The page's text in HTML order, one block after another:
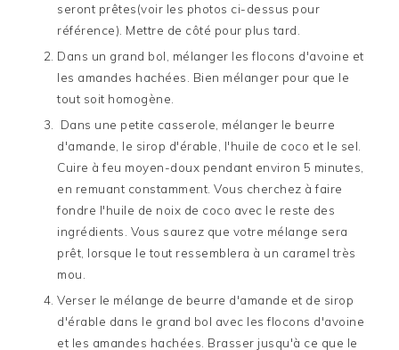
seront prêtes(voir les photos ci-dessus pour
référence). Mettre de côté pour plus tard.
Dans un grand bol, mélanger les flocons d'avoine et
les amandes hachées. Bien mélanger pour que le
tout soit homogène.
Dans une petite casserole, mélanger le beurre
d'amande, le sirop d'érable, l'huile de coco et le sel.
Cuire à feu moyen-doux pendant environ 5 minutes,
en remuant constamment. Vous cherchez à faire
fondre l'huile de noix de coco avec le reste des
ingrédients. Vous saurez que votre mélange sera
prêt, lorsque le tout ressemblera à un caramel très
mou.
Verser le mélange de beurre d'amande et de sirop
d'érable dans le grand bol avec les flocons d'avoine
et les amandes hachées. Brasser jusqu'à ce que le